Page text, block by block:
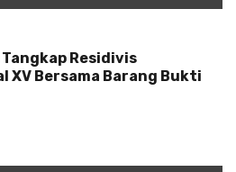
Tangkap Residivis
XV Bersama Barang Bukti